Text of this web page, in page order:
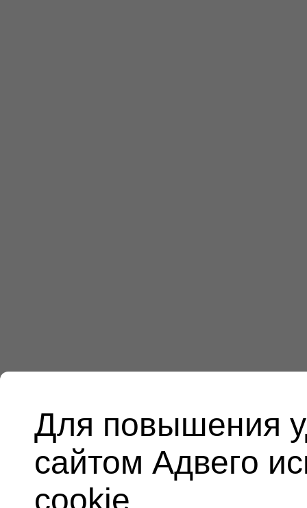
Для повышения
сайтом Адвего
cookie.